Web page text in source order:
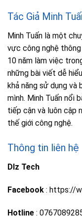
Tác Giả Minh
Minh Tuấn là một
vực công nghệ
10 năm làm việc
những bài viết dễ
khả năng sử dụng
mình. Minh Tuấn nổi
tiếp cận và luôn cập
thế giới công nghệ.
Thông tin liên hệ
Dlz Tech
Facebook : https://
Hotline :